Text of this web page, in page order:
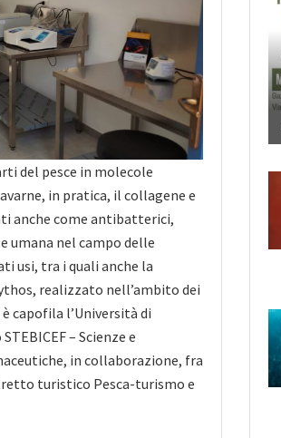
del pesce in molecole
in pratica, il collagene e
anche come antibatterici,
nel campo delle
usi, tra i quali anche la
realizzato nell’ambito dei
capofila l’Università di
– Scienze e
in collaborazione, fra
turistico Pesca-turismo e